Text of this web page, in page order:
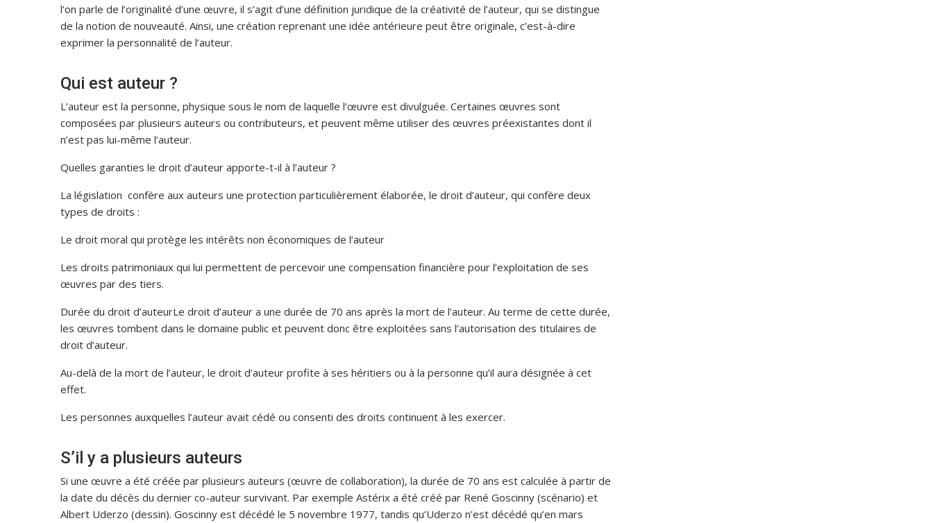
l’on parle de l’originalité d’une œuvre, il s’agit d’une définition juridique de la créativité de l’auteur, qui se distingue
de la notion de nouveauté. Ainsi, une création reprenant une idée antérieure peut être originale, c’est-à-dire
exprimer la personnalité de l’auteur.
Qui est auteur ?
L’auteur est la personne, physique sous le nom de laquelle l’œuvre est divulguée. Certaines œuvres sont
composées par plusieurs auteurs ou contributeurs, et peuvent même utiliser des œuvres préexistantes dont il
n’est pas lui-même l’auteur.
Quelles garanties le droit d’auteur apporte-t-il à l’auteur ?
La législation confère aux auteurs une protection particulièrement élaborée, le droit d’auteur, qui confère deux
types de droits :
Le droit moral qui protège les intérêts non économiques de l’auteur
Les droits patrimoniaux qui lui permettent de percevoir une compensation financière pour l’exploitation de ses
œuvres par des tiers.
Durée du droit d’auteurLe droit d’auteur a une durée de 70 ans après la mort de l’auteur. Au terme de cette durée,
les œuvres tombent dans le domaine public et peuvent donc être exploitées sans l’autorisation des titulaires de
droit d’auteur.
Au-delà de la mort de l’auteur, le droit d’auteur profite à ses héritiers ou à la personne qu’il aura désignée à cet
effet.
Les personnes auxquelles l’auteur avait cédé ou consenti des droits continuent à les exercer.
S’il y a plusieurs auteurs
Si une œuvre a été créée par plusieurs auteurs (œuvre de collaboration), la durée de 70 ans est calculée à partir de
la date du décès du dernier co-auteur survivant. Par exemple Astérix a été créé par René Goscinny (scénario) et
Albert Uderzo (dessin). Goscinny est décédé le 5 novembre 1977, tandis qu’Uderzo n’est décédé qu’en mars